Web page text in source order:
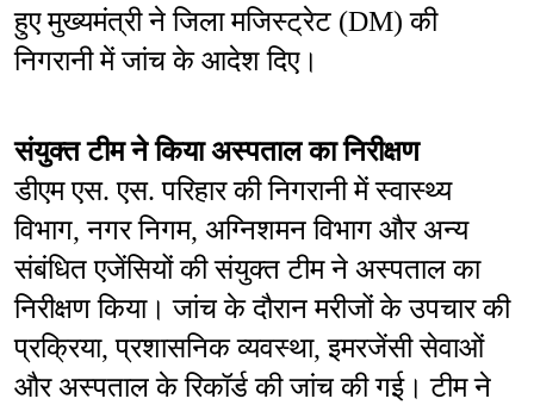
हुए मुख्यमंत्री ने जिला मजिस्ट्रेट (DM) की
निगरानी में जांच के आदेश दिए।
संयुक्त टीम ने किया अस्पताल का निरीक्षण
डीएम एस. एस. परिहार की निगरानी में स्वास्थ्य
विभाग, नगर निगम, अग्निशमन विभाग और अन्य
संबंधित एजेंसियों की संयुक्त टीम ने अस्पताल का
निरीक्षण किया। जांच के दौरान मरीजों के उपचार की
प्रक्रिया, प्रशासनिक व्यवस्था, इमरजेंसी सेवाओं
और अस्पताल के रिकॉर्ड की जांच की गई। टीम ने